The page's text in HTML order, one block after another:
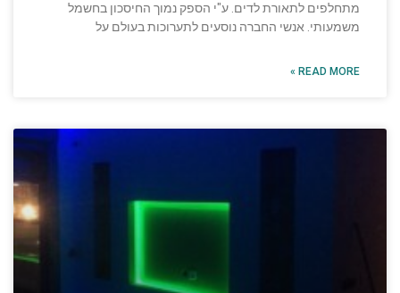
מתחלפים לתאורת לדים. ע"י הספק נמוך החיסכון בחשמל
משמעותי. אנשי החברה נוסעים לתערוכות בעולם על
READ MORE »